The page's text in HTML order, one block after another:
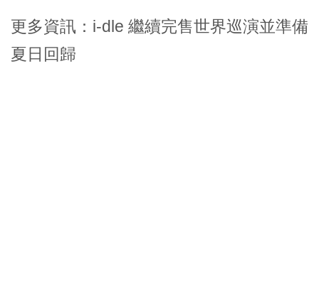
更多資訊： i-dle 繼續完售世界巡演並準備
夏日回歸